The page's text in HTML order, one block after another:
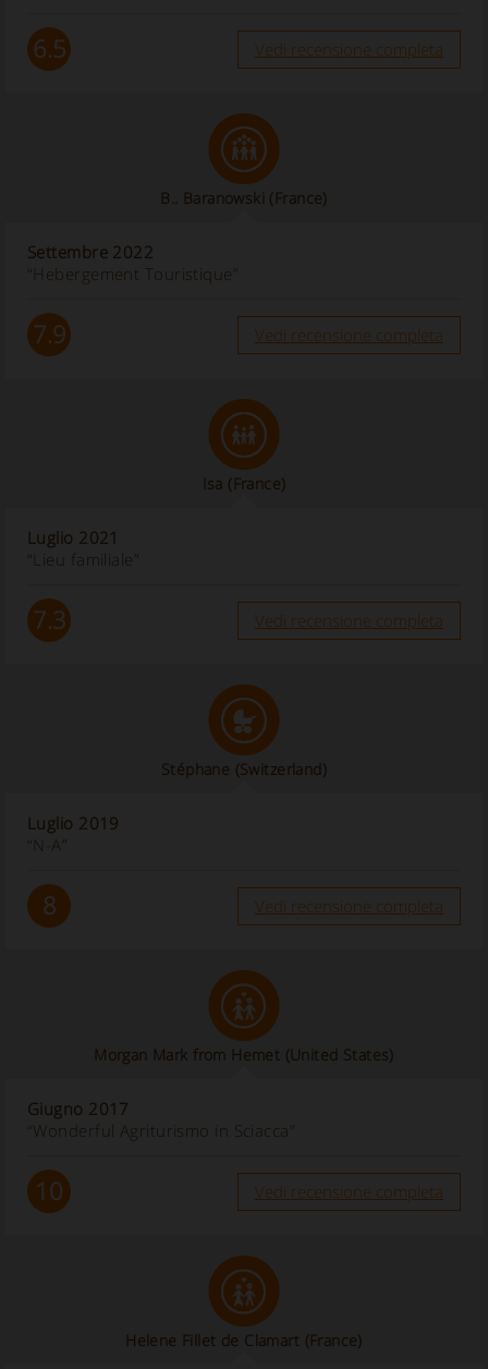
6.5 Vedi recensione completa
B.. Baranowski (France)
Settembre 2022
“Hebergement Touristique”
7.9 Vedi recensione completa
Isa (France)
Luglio 2021
“Lieu familiale”
7.3 Vedi recensione completa
Stéphane (Switzerland)
Luglio 2019
“N-A”
8 Vedi recensione completa
Morgan Mark from Hemet (United States)
Giugno 2017
“Wonderful Agriturismo in Sciacca”
10 Vedi recensione completa
Helene Fillet de Clamart (France)